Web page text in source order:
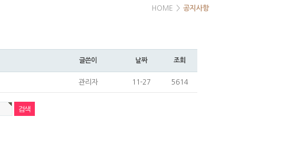
HOME > 공지사항
글쓴이 날짜 조회
관리자 11-27 5614